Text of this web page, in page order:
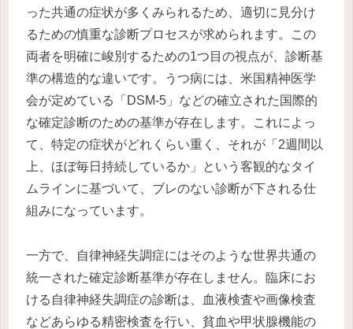
った共通の症状が多くみられるため、適切に見分け
るための慎重な診断プロセスが求められます。この
両者を明確に峻別するための1つ目の視点が、診断基
準の構造的な違いです。うつ病には、米国精神医学
会が定めている「DSM-5」などの確立された国際的
な確定診断のための基準が存在します。これによっ
て、特定の症状がどれくらい重く、それが「2週間以
上、ほぼ毎日持続しているか」という客観的なタイ
ムラインに基づいて、ブレのない診断が下される仕
組みになっています。
一方で、自律神経失調症にはそのような世界共通の
統一された確定診断基準が存在しません。臨床にお
ける自律神経失調症の診断は、血液検査や画像検査
などあらゆる精密検査を行い、貧血や甲状腺機能の